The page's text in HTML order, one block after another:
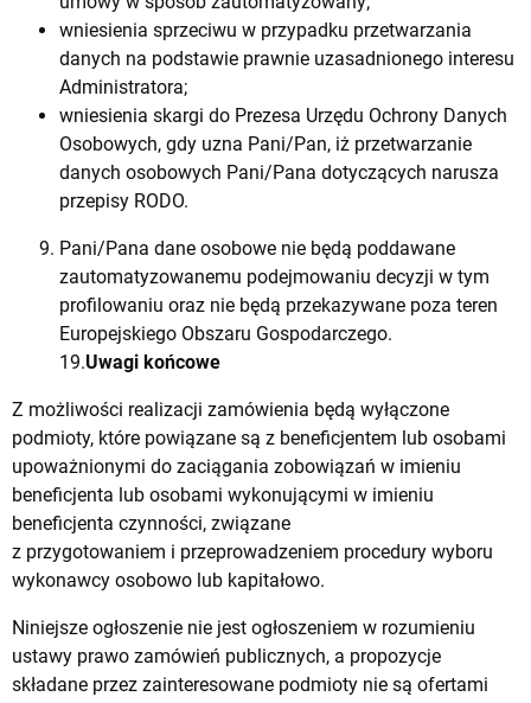
wniesienia sprzeciwu w przypadku przetwarzania
danych na podstawie prawnie uzasadnionego interesu
Administratora;
wniesienia skargi do Prezesa Urzędu Ochrony Danych
Osobowych, gdy uzna Pani/Pan, iż przetwarzanie
danych osobowych Pani/Pana dotyczących narusza
przepisy RODO.
Pani/Pana dane osobowe nie będą poddawane
zautomatyzowanemu podejmowaniu decyzji w tym
profilowaniu oraz nie będą przekazywane poza teren
Europejskiego Obszaru Gospodarczego.
19.Uwagi końcowe
Z możliwości realizacji zamówienia będą wyłączone
podmioty, które powiązane są z beneficjentem lub osobami
upoważnionymi do zaciągania zobowiązań w imieniu
beneficjenta lub osobami wykonującymi w imieniu
beneficjenta czynności, związane
z przygotowaniem i przeprowadzeniem procedury wyboru
wykonawcy osobowo lub kapitałowo.
Niniejsze ogłoszenie nie jest ogłoszeniem w rozumieniu
ustawy prawo zamówień publicznych, a propozycje
składane przez zainteresowane podmioty nie są ofertami